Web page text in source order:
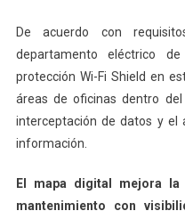
De acuerdo con
departamento eléctrico
protección Wi-Fi Shield en
áreas de oficinas dentro
interceptación de datos y el
información.
El mapa digital mejora
mantenimiento con